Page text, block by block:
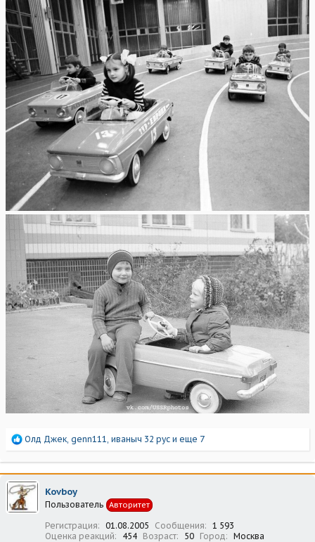
Р
а
к
ц
и
и
Олд Джек genn111 иваныч 32 рус и еще 7
Kovboy
Пользователь Авторитет
Регистрация 01.08.2005 Сообщения
1 593
Оценка реакций
454 Возраст 50 Город Москва